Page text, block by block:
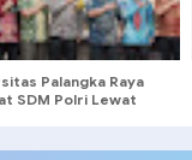
Palangka Raya
SDM Polri Lewat